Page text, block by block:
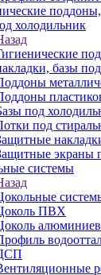
холодильник
базы
под
под
экраны
системы
ПВХ